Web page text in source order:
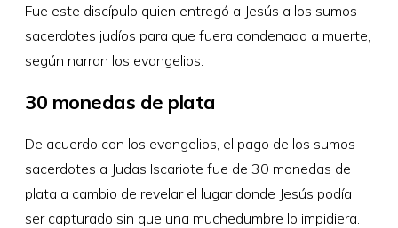
Fue este discípulo quien entregó a Jesús a los sumos
sacerdotes judíos para que fuera condenado a muerte,
según narran los evangelios.
30 monedas de plata
De acuerdo con los evangelios, el pago de los sumos
sacerdotes a Judas Iscariote fue de 30 monedas de
plata a cambio de revelar el lugar donde Jesús podía
ser capturado sin que una muchedumbre lo impidiera.